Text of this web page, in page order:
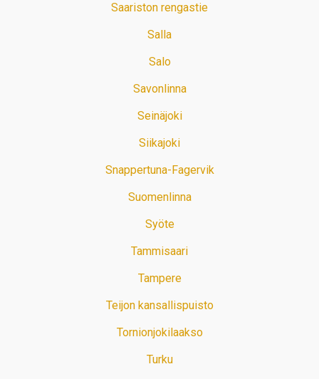
Saariston rengastie
Salla
Salo
Savonlinna
Seinäjoki
Siikajoki
Snappertuna-Fagervik
Suomenlinna
Syöte
Tammisaari
Tampere
Teijon kansallispuisto
Tornionjokilaakso
Turku